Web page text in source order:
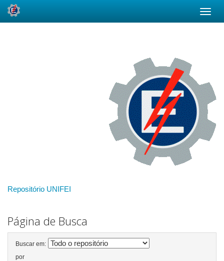
Repositório UNIFEI
Página de Busca
Buscar em:
por